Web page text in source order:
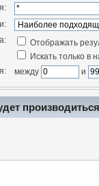
Отображать
Искать только в
между и